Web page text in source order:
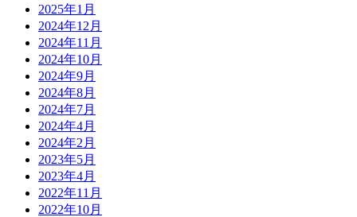
2025年1月
2024年12月
2024年11月
2024年10月
2024年9月
2024年8月
2024年7月
2024年4月
2024年2月
2023年5月
2023年4月
2022年11月
2022年10月